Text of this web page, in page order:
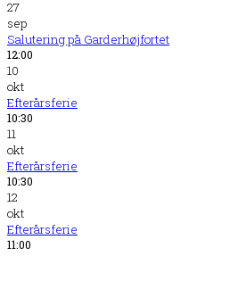
27
sep
Salutering på Garderhøjfortet
12:00
10
okt
Efterårsferie
10:30
11
okt
Efterårsferie
10:30
12
okt
Efterårsferie
11:00